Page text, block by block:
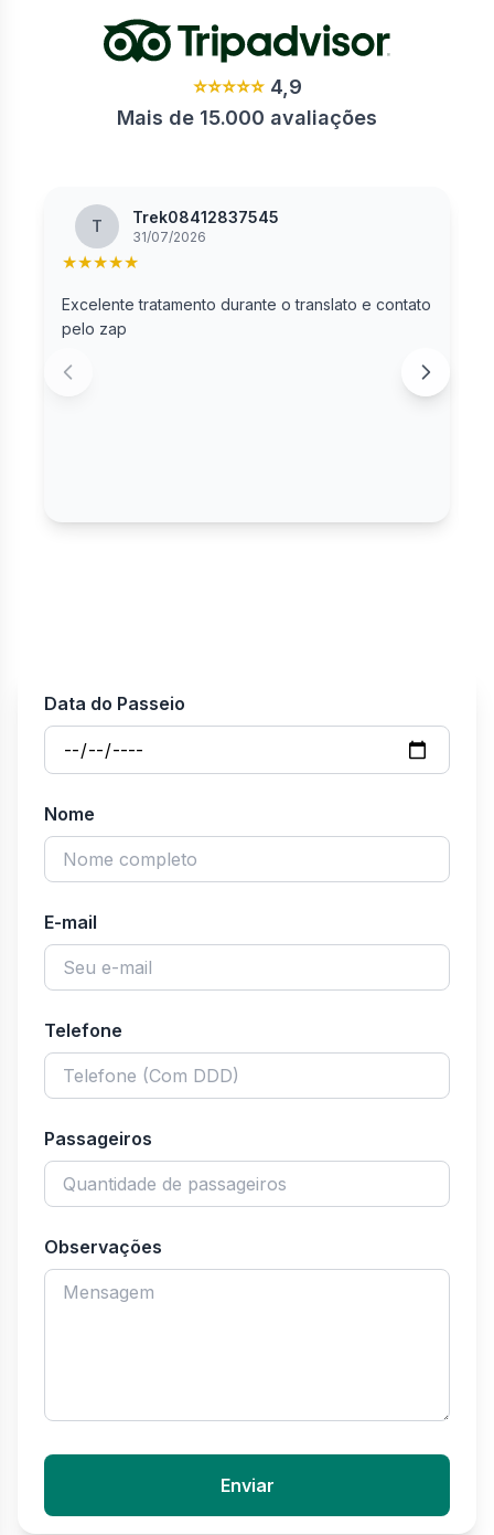
⭐⭐⭐⭐⭐4,9
Mais de 15.000 avaliações
T Trek08412837545
31/07/2026
★★★★★
Excelente tratamento durante o translato e contato
pelo zap
Data do Passeio
Nome
E-mail
Telefone
Passageiros
Observações
Enviar